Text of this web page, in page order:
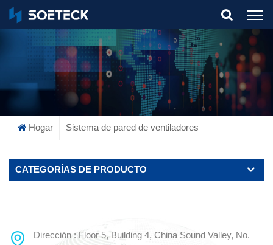
What Are You Looking For?
Hogar Sistema de pared de ventiladores
CATEGORÍAS DE PRODUCTO
Dirección : Floor 5, Building 4, China Sound Valley, No.